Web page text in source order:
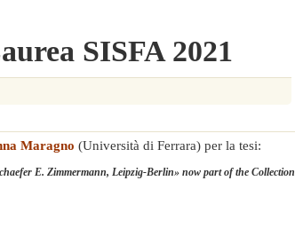
SISFA 2021
Maragno (Università di Ferrara) per la tesi:
E. Zimmermann, Leipzig-Berlin» now part of the Collection